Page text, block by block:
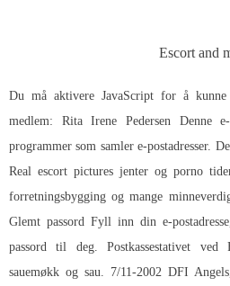
Escort and
Du må aktivere JavaScript for å
medlem: Rita Irene Pedersen Denne
programmer som samler e-postadresser.
Real escort pictures jenter og porno
forretningsbygging og mange
Glemt passord Fyll inn din e-
passord til deg. Postkassestativet ved
sauemøkk og sau. 7/11-2002 DFI